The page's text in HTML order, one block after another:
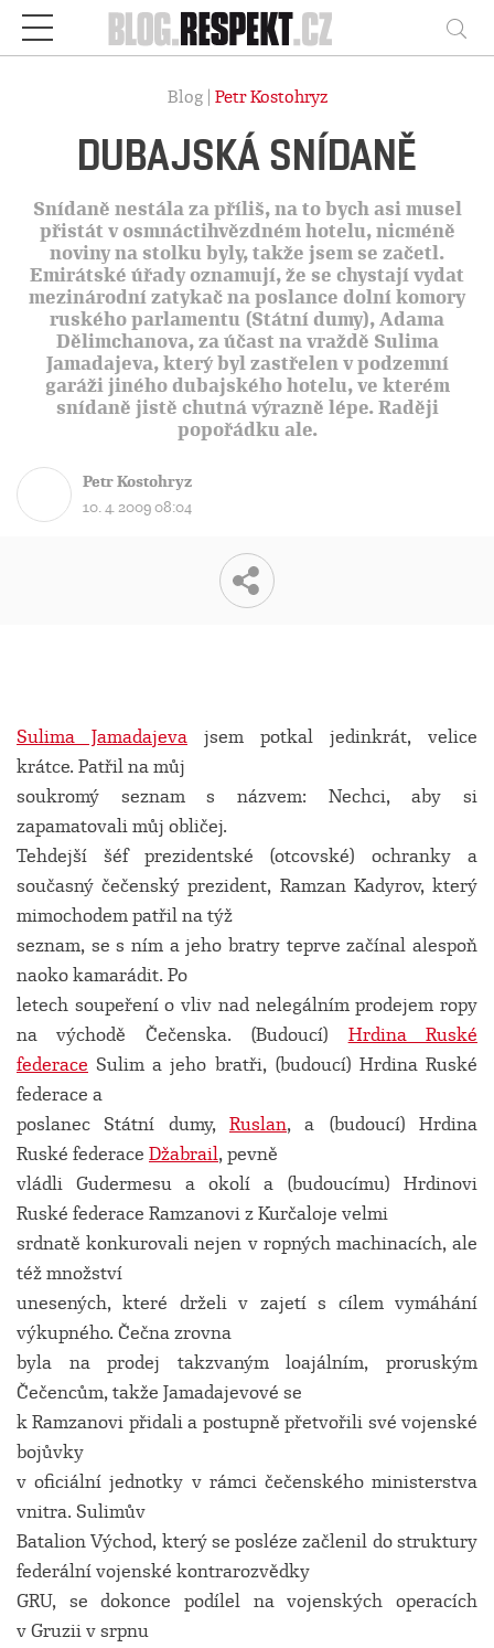
Respekt
Blog | Petr Kostohryz
DUBAJSKÁ SNÍDANĚ
Snídaně nestála za příliš, na to bych asi musel
přistát v osmnáctihvězdném hotelu, nicméně
noviny na stolku byly, takže jsem se začetl.
Emirátské úřady oznamují, že se chystají vydat
mezinárodní zatykač na poslance dolní komory
ruského parlamentu (Státní dumy), Adama
Dělimchanova, za účast na vraždě Sulima
Jamadajeva, který byl zastřelen v podzemní
garáži jiného dubajského hotelu, ve kterém
snídaně jistě chutná výrazně lépe. Raději
popořádku ale.
Petr Kostohryz
10. 4. 2009 08:04
Sulima Jamadajeva jsem potkal jedinkrát, velice
krátce. Patřil na můj
soukromý seznam s názvem: Nechci, aby si
zapamatovali můj obličej.
Tehdejší šéf prezidentské (otcovské) ochranky a
současný čečenský prezident, Ramzan Kadyrov, který
mimochodem patřil na týž
seznam, se s ním a jeho bratry teprve začínal alespoň
naoko kamarádit. Po
letech soupeření o vliv nad nelegálním prodejem ropy
na východě Čečenska. (Budoucí) Hrdina Ruské
federace Sulim a jeho bratři, (budoucí) Hrdina Ruské
federace a
poslanec Státní dumy, Ruslan, a (budoucí) Hrdina
Ruské federace Džabrail, pevně
vládli Gudermesu a okolí a (budoucímu) Hrdinovi
Ruské federace Ramzanovi z Kurčaloje velmi
srdnatě konkurovali nejen v ropných machinacích, ale
též množství
unesených, které drželi v zajetí s cílem vymáhání
výkupného. Čečna zrovna
byla na prodej takzvaným loajálním, proruským
Čečencům, takže Jamadajevové se
k Ramzanovi přidali a postupně přetvořili své vojenské
bojůvky
v oficiální jednotky v rámci čečenského ministerstva
vnitra. Sulimův
Batalion Východ, který se posléze začlenil do struktury
federální vojenské kontrarozvědky
GRU, se dokonce podílel na vojenských operacích
v Gruzii v srpnu